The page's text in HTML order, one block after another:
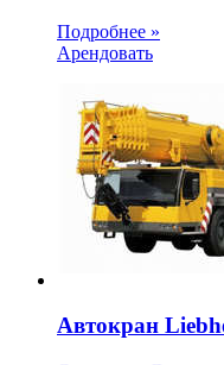
Подробнее »
Арендовать
Автокран